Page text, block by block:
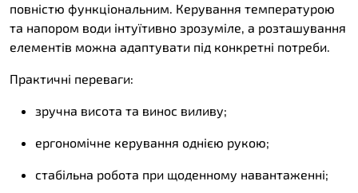
повністю функціональним. Керування температурою
та напором води інтуїтивно зрозуміле, а розташування
елементів можна адаптувати під конкретні потреби.
Практичні переваги:
зручна висота та винос виливу;
ергономічне керування однією рукою;
стабільна робота при щоденному навантаженні;